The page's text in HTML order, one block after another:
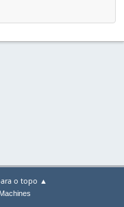
o topo ▲